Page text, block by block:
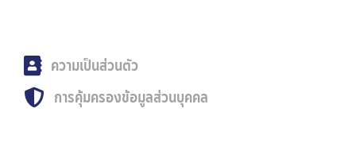
ความเป็นส่วนตัว
การคุ้มครองข้อมูลส่วนบุคคล